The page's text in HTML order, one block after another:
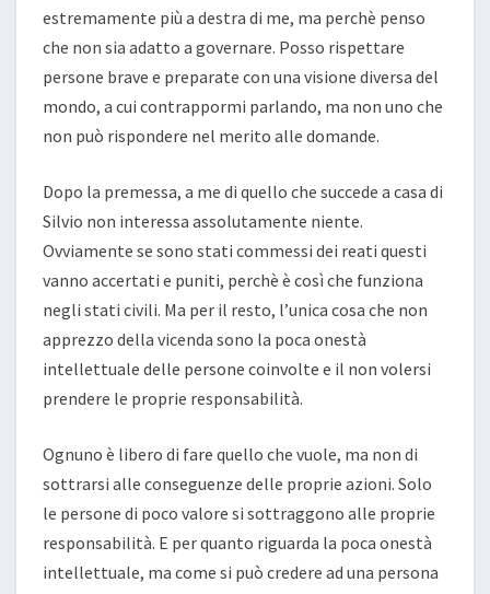
estremamente più a destra di me, ma perchè penso
che non sia adatto a governare. Posso rispettare
persone brave e preparate con una visione diversa del
mondo, a cui contrappormi parlando, ma non uno che
non può rispondere nel merito alle domande.
Dopo la premessa, a me di quello che succede a casa di
Silvio non interessa assolutamente niente.
Ovviamente se sono stati commessi dei reati questi
vanno accertati e puniti, perchè è così che funziona
negli stati civili. Ma per il resto, l’unica cosa che non
apprezzo della vicenda sono la poca onestà
intellettuale delle persone coinvolte e il non volersi
prendere le proprie responsabilità.
Ognuno è libero di fare quello che vuole, ma non di
sottrarsi alle conseguenze delle proprie azioni. Solo
le persone di poco valore si sottraggono alle proprie
responsabilità. E per quanto riguarda la poca onestà
intellettuale, ma come si può credere ad una persona